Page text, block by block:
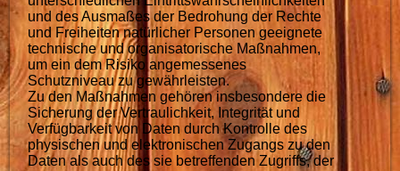
und des Ausmaßes der Bedrohung der Rechte
und Freiheiten natürlicher Personen geeignete
technische und organisatorische Maßnahmen,
um ein dem Risiko angemessenes
Schutzniveau zu gewährleisten.
Zu den Maßnahmen gehören insbesondere die
Sicherung der Vertraulichkeit, Integrität und
Verfügbarkeit von Daten durch Kontrolle des
physischen und elektronischen Zugangs zu den
Daten als auch des sie betreffenden Zugriffs, der